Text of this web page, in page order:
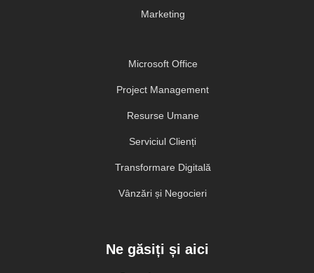
Marketing
Microsoft Office
Project Management
Resurse Umane
Serviciul Clienți
Transformare Digitală
Vânzări și Negocieri
Ne găsiți și aici